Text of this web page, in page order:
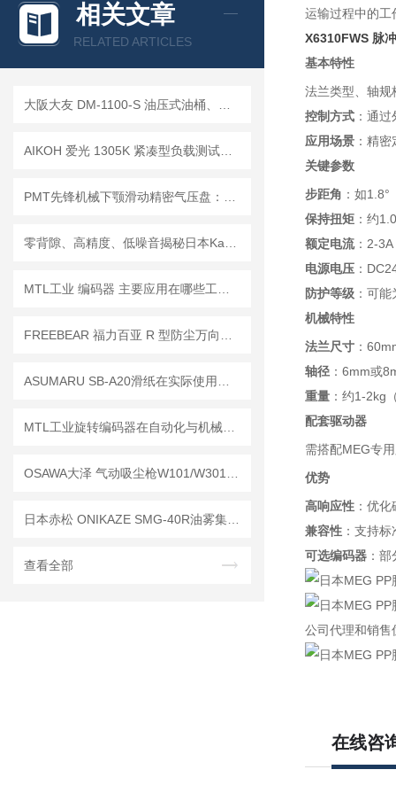
查看全部产品 >>
相关文章
RELATED ARTICLES
查看全部
运输过程中的工
X6310FWS 脉
基本特性
法兰类型、轴规
控制方式：通过
应用场景：精密
关键参数
步距角 ：如
保持扭矩：约
额定电流：2-3A
电源电压：
防护等级：可能
机械特性
法兰尺寸：
轴径：6mm或
重量：约1-2kg
配套驱动器
需搭配MEG专
优势
高响应性：优化
兼容性：支持标
可选编码器：部
公司代理和销售
在线咨